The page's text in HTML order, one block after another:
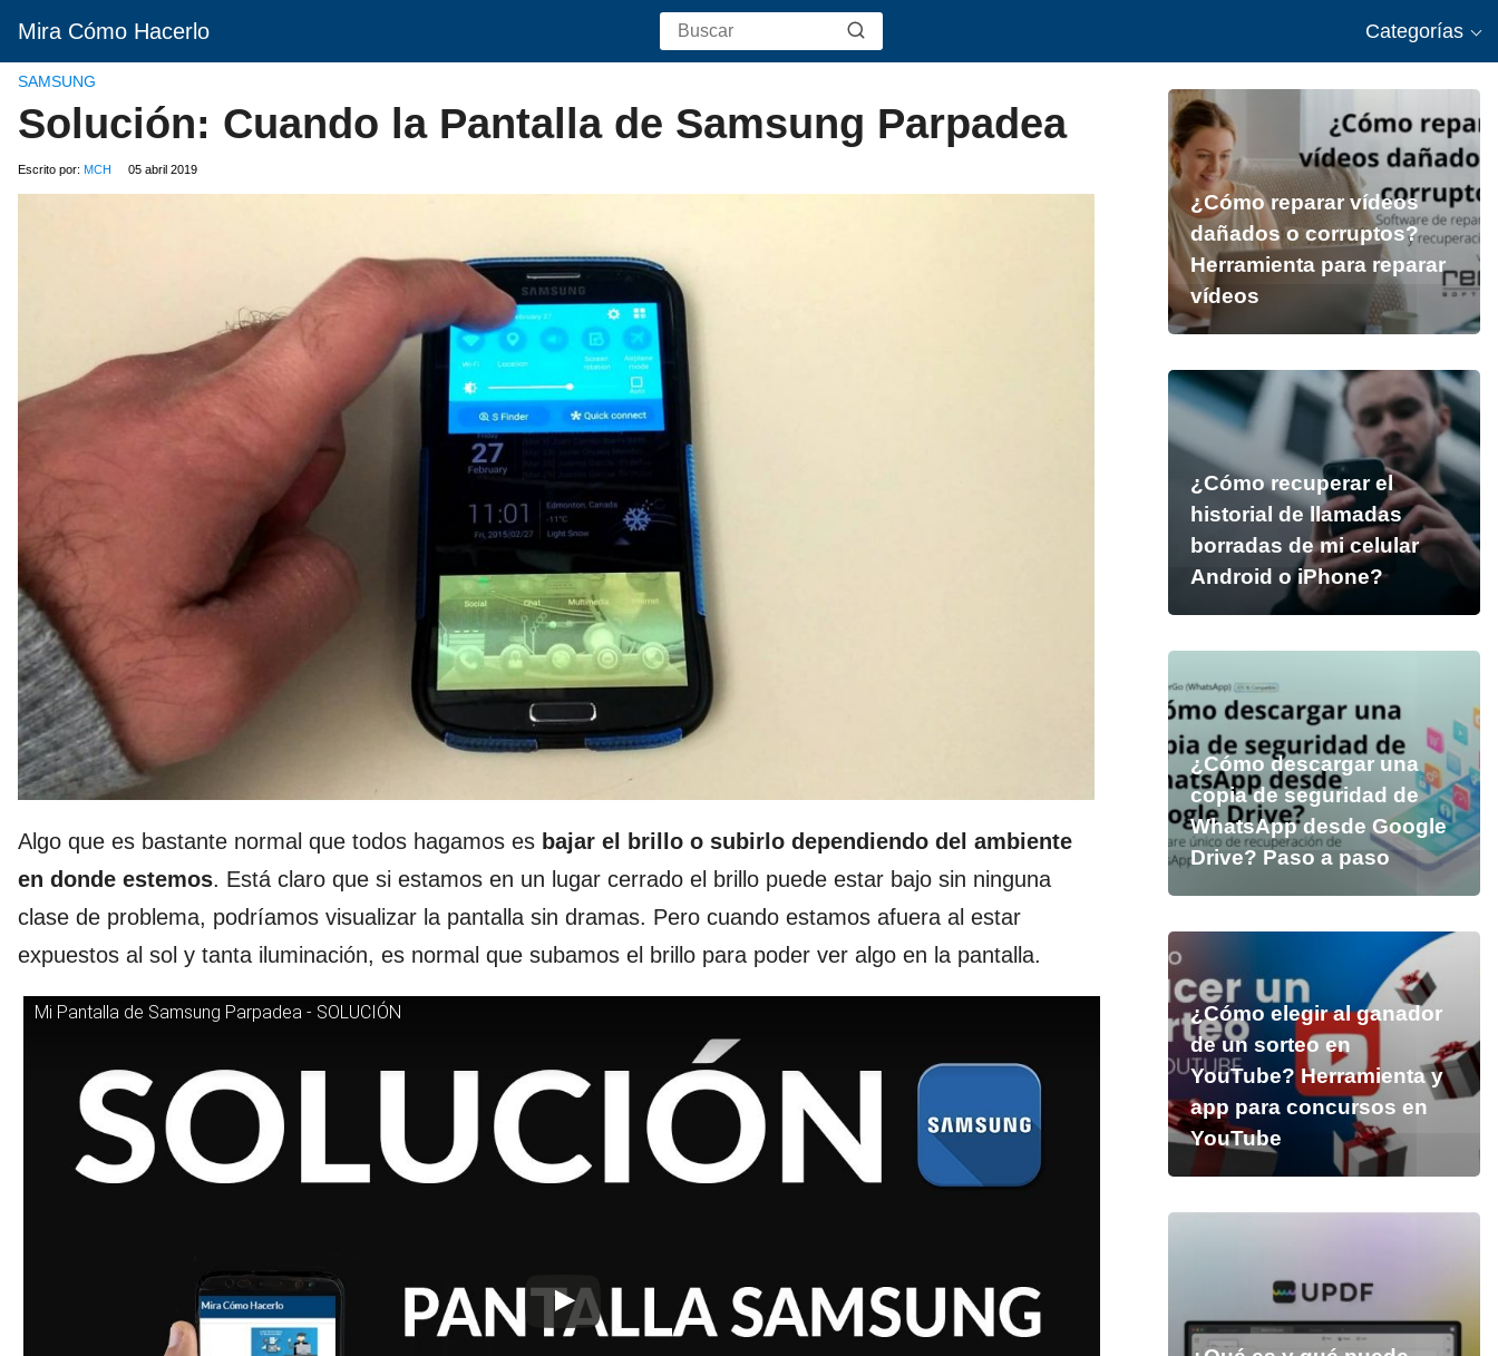
Mira Cómo Hacerlo Categorías
SAMSUNG
Solución: Cuando la Pantalla de Samsung Parpadea
Escrito por: MCH 05 abril 2019
Algo que es bastante normal que todos hagamos es bajar el brillo o subirlo dependiendo del ambiente
en donde estemos. Está claro que si estamos en un lugar cerrado el brillo puede estar bajo sin ninguna
clase de problema, podríamos visualizar la pantalla sin dramas. Pero cuando estamos afuera al estar
expuestos al sol y tanta iluminación, es normal que subamos el brillo para poder ver algo en la pantalla.
Mi Pantalla de Samsung Parpadea - SOLUCIÓN
¿Cómo reparar vídeos
dañados o corruptos?
Herramienta para reparar
vídeos
¿Cómo recuperar el
historial de llamadas
borradas de mi celular
Android o iPhone?
¿Cómo descargar una
copia de seguridad de
WhatsApp desde Google
Drive? Paso a paso
¿Cómo elegir al ganador
de un sorteo en
YouTube? Herramienta y
app para concursos en
YouTube